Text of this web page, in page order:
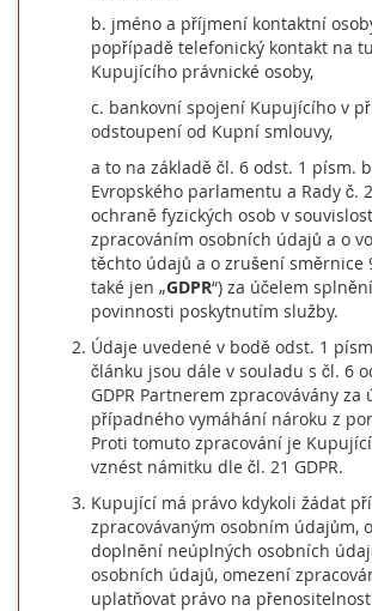
b. jméno a příjmení kontaktní
popřípadě telefonický kontakt na
Kupujícího právnické osoby,
c. bankovní spojení Kupujícího v
odstoupení od Kupní smlouvy,
a to na základě čl. 6 odst. 1 písm.
Evropského parlamentu a Rady č.
ochraně fyzických osob v
zpracováním osobních údajů a o
těchto údajů a o zrušení směrnice
také jen „GDPR“) za účelem
povinnosti poskytnutím služby.
Údaje uvedené v bodě odst. 1
článku jsou dále v souladu s čl. 6
GDPR Partnerem zpracovávány za
případného vymáhání nároku z
Proti tomuto zpracování je
vznést námitku dle čl. 21 GDPR.
Kupující má právo kdykoli žádat
zpracovávaným osobním údajům,
doplnění neúplných osobních
osobních údajů, omezení
uplatňovat právo na